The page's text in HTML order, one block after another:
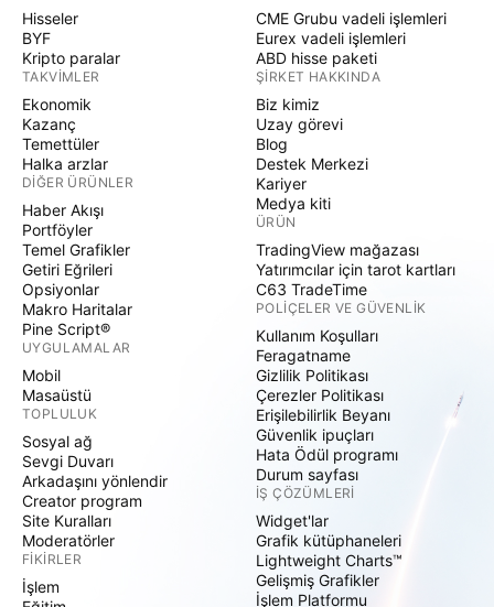
Hisseler
BYF
Kripto paralar
TAKVIMLER
Ekonomik
Kazanç
Temettüler
Halka arzlar
DIĞER ÜRÜNLER
Haber Akışı
Portföyler
Temel Grafikler
Getiri Eğrileri
Opsiyonlar
Makro Haritalar
Pine Script®
UYGULAMALAR
Mobil
Masaüstü
TOPLULUK
Sosyal ağ
Sevgi Duvarı
Arkadaşını yönlendir
Creator program
Site Kuralları
Moderatörler
FIKIRLER
İşlem
CME Grubu vadeli işlemleri
Eurex vadeli işlemleri
ABD hisse paketi
ŞIRKET HAKKINDA
Biz kimiz
Uzay görevi
Blog
Destek Merkezi
Kariyer
Medya kiti
ÜRÜN
TradingView mağazası
Yatırımcılar için tarot kartları
C63 TradeTime
POLIÇELER VE GÜVENLIK
Kullanım Koşulları
Feragatname
Gizlilik Politikası
Çerezler Politikası
Erişilebilirlik Beyanı
Güvenlik ipuçları
Hata Ödül programı
Durum sayfası
İŞ ÇÖZÜMLERI
Widget'lar
Grafik kütüphaneleri
Lightweight Charts™
Gelişmiş Grafikler
İşlem Platformu